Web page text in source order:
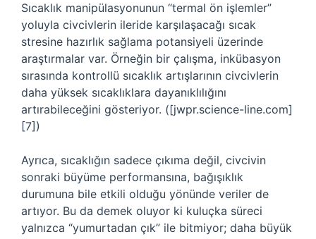
Sıcaklık manipülasyonunun “termal ön işlemler”
yoluyla civcivlerin ileride karşılaşacağı sıcak
stresine hazırlık sağlama potansiyeli üzerinde
araştırmalar var. Örneğin bir çalışma, inkübasyon
sırasında kontrollü sıcaklık artışlarının civcivlerin
daha yüksek sıcaklıklara dayanıklılığını
artırabileceğini gösteriyor. ([jwpr.science-line.com]
[7])
Ayrıca, sıcaklığın sadece çıkıma değil, civcivin
sonraki büyüme performansına, bağışıklık
durumuna bile etkili olduğu yönünde veriler de
artıyor. Bu da demek oluyor ki kuluçka süreci
yalnızca “yumurtadan çık” ile bitmiyor; daha büyük